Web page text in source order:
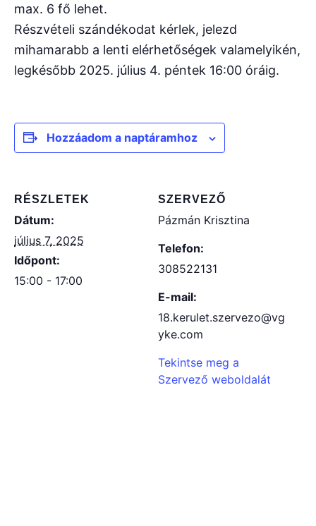
max. 6 fő lehet.
Részvételi szándékodat kérlek, jelezd
mihamarabb a lenti elérhetőségek valamelyikén,
legkésőbb 2025. július 4. péntek 16:00 óráig.
Hozzáadom a naptáramhoz
RÉSZLETEK
Dátum:
július 7, 2025
Időpont:
15:00 - 17:00
SZERVEZŐ
Pázmán Krisztina
Telefon:
308522131
E-mail:
18.kerulet.szervezo@vg
yke.com
Tekintse meg a
Szervező weboldalát